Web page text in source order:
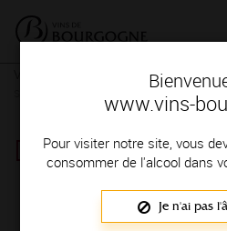
www.vins-
Pour visiter notre site, vous
consommer de l'alcool dans
Je n'ai pas
Femmes
DOMAINE